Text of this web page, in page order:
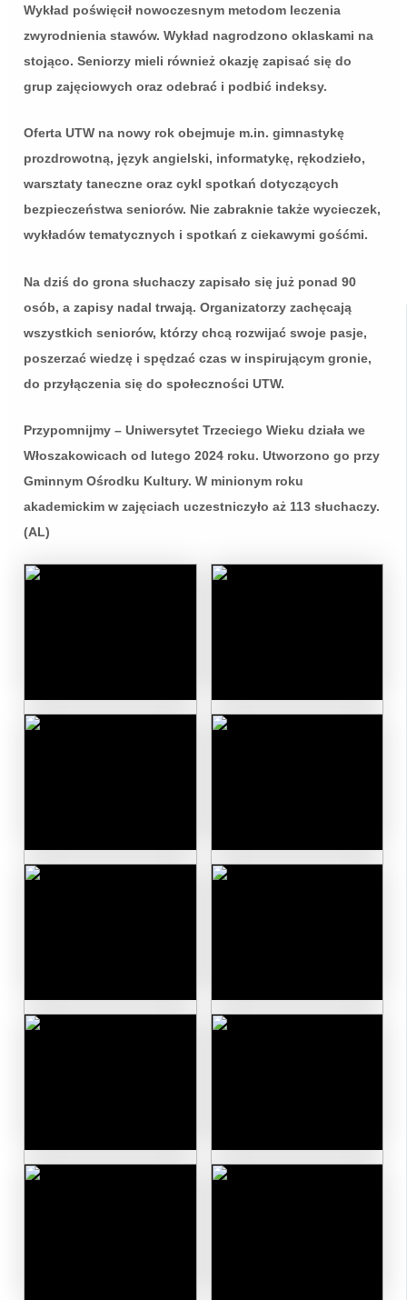
Wykład poświęcił nowoczesnym metodom leczenia
zwyrodnienia stawów. Wykład nagrodzono oklaskami na
stojąco. Seniorzy mieli również okazję zapisać się do
grup zajęciowych oraz odebrać i podbić indeksy.
Oferta UTW na nowy rok obejmuje m.in. gimnastykę
prozdrowotną, język angielski, informatykę, rękodzieło,
warsztaty taneczne oraz cykl spotkań dotyczących
bezpieczeństwa seniorów. Nie zabraknie także wycieczek,
wykładów tematycznych i spotkań z ciekawymi gośćmi.
Na dziś do grona słuchaczy zapisało się już ponad 90
osób, a zapisy nadal trwają. Organizatorzy zachęcają
wszystkich seniorów, którzy chcą rozwijać swoje pasje,
poszerzać wiedzę i spędzać czas w inspirującym gronie,
do przyłączenia się do społeczności UTW.
Przypomnijmy – Uniwersytet Trzeciego Wieku działa we
Włoszakowicach od lutego 2024 roku. Utworzono go przy
Gminnym Ośrodku Kultury. W minionym roku
akademickim w zajęciach uczestniczyło aż 113 słuchaczy.
(AL)